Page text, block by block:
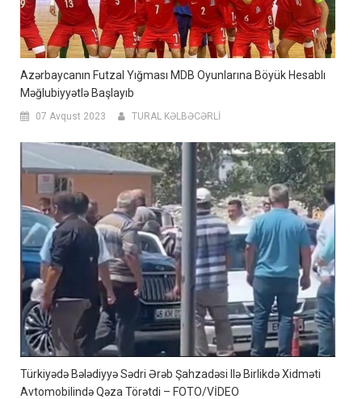
Azərbaycanın Futzal Yığması MDB Oyunlarına Böyük Hesablı
Məğlubiyyətlə Başlayıb
07 Avqust 2023 TURAL KƏLBƏCƏRLİ
Türkiyədə Bələdiyyə Sədri Ərəb Şahzadəsi Ilə Birlikdə Xidməti
Avtomobilində Qəza Törətdi – FOTO/VİDEO